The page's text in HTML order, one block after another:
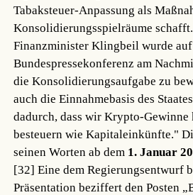
Tabaksteuer-Anpassung als
Konsolidierungsspielräume
Finanzminister Klingbeil wurde
Bundespressekonferenz am
die Konsolidierungsaufgabe zu
auch die Einnahmebasis des
dadurch, dass wir Krypto-Gewinne
besteuern wie Kapitaleinkünfte."
seinen Worten ab dem 1. Januar
[32] Eine dem Regierungsentwurf
Präsentation beziffert den Posten